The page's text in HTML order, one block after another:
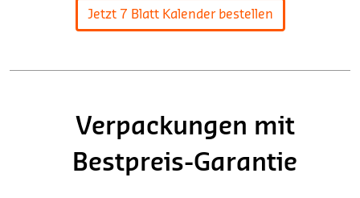
Jetzt 7 Blatt Kalender bestellen
Verpackungen mit
Bestpreis-Garantie